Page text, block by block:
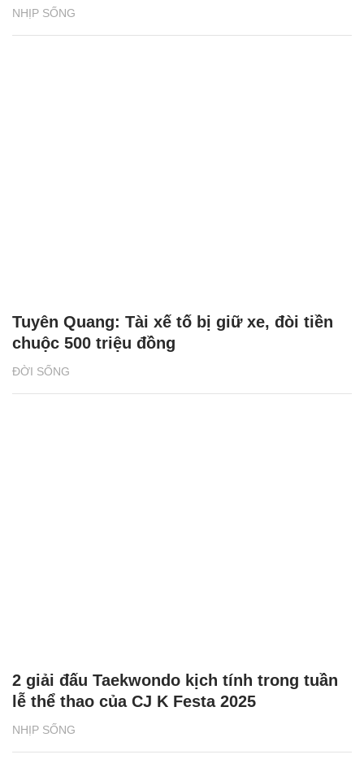
NHỊP SỐNG
ĐỜI SỐNG
Tuyên Quang: Tài xế tố bị giữ xe, đòi tiền
chuộc 500 triệu đồng
NHỊP SỐNG
2 giải đấu Taekwondo kịch tính trong tuần
lễ thể thao của CJ K Festa 2025